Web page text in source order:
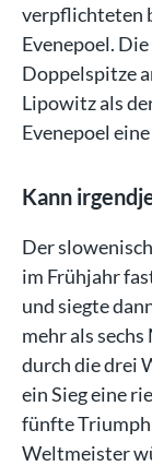
verpflichteten
Evenepoel.
Doppelspitze
Lipowitz als
Evenepoel
Kann
Der
im Frühjahr
und siegte
mehr als
durch die drei
ein Sieg eine
fünfte Triumph
Weltmeister